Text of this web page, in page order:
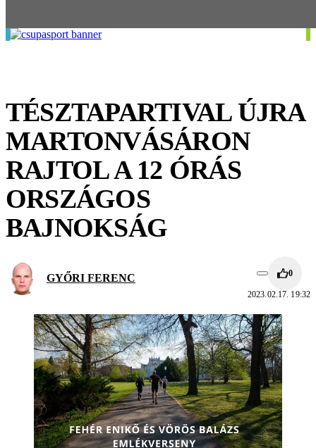
TÉSZTAPARTIVAL ÚJRA
MARTONVÁSÁRON
RAJTOL A 12 ÓRÁS
ORSZÁGOS
BAJNOKSÁG
GYŐRI FERENC 0
2023.02.17. 19:32